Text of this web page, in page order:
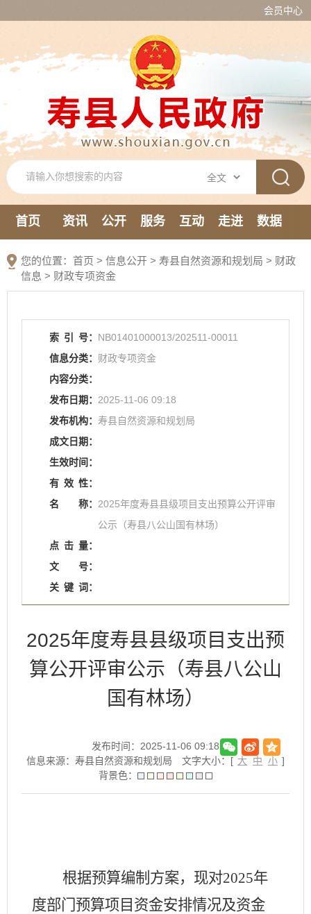
会员中心
首页 资讯 公开 服务 互动 走进
数据
您的位置： 首页 > 信息公开 > 寿县自然资源和规划局 > 财政
信息 > 财政专项资金
索 引 号： NB01401000013/202511-00011
信息分类： 财政专项资金
内容分类：
发布日期： 2025-11-06 09:18
发布机构： 寿县自然资源和规划局
成文日期：
生效时间：
有 效 性：
名
称： 2025年度寿县县级项目支出预算公开评审
公示（寿县八公山国有林场）
点 击 量：
文
号：
关 键 词：
2025年度寿县县级项目支出预
算公开评审公示（寿县八公山
国有林场）
发布时间：2025-11-06 09:18
信息来源：寿县自然资源和规划局
文字大小：[ 大 中 小 ]
背景色：
根据预算编制方案，现对2025年
度部门预算项目资金安排情况及资金